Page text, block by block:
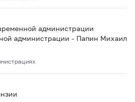
администрации
администрации - Папин Михаил